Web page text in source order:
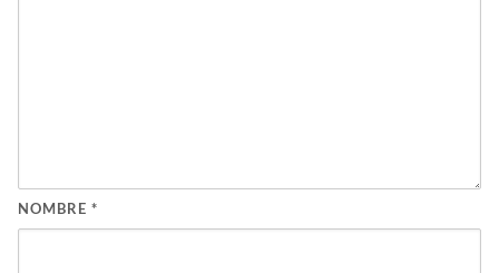
NOMBRE *